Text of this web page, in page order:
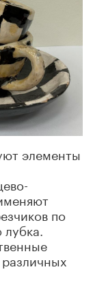
элементы
по